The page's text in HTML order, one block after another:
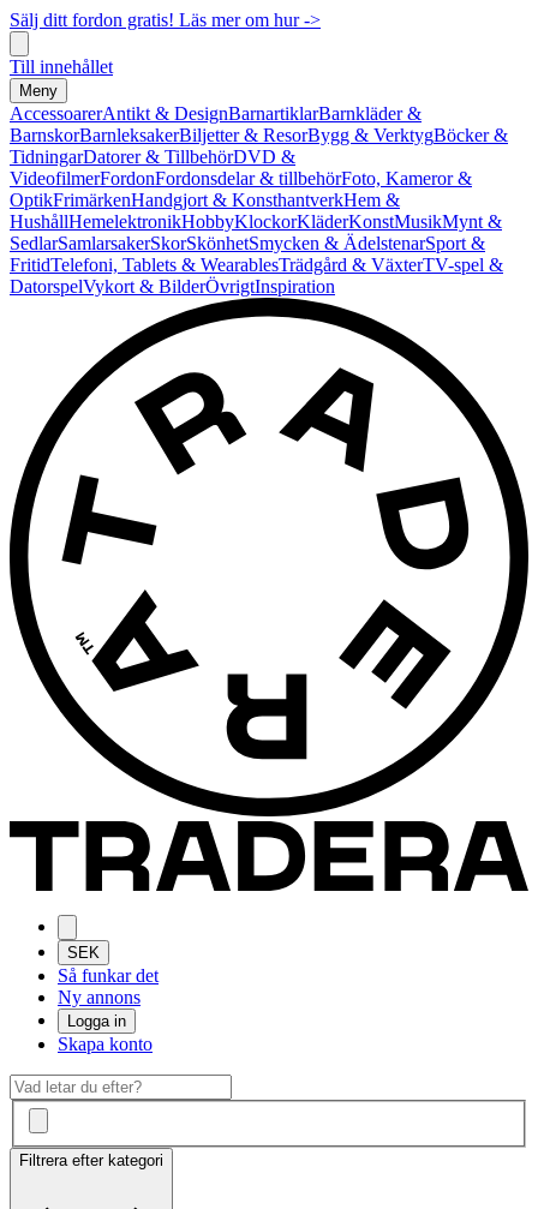
Sälj ditt fordon gratis! Läs mer om hur ->
Till innehållet
Meny
AccessoarerAntikt & DesignBarnartiklarBarnkläder &
BarnskorBarnleksakerBiljetter & ResorBygg & VerktygBöcker &
TidningarDatorer & TillbehörDVD &
VideofilmerFordonFordonsdelar & tillbehörFoto, Kameror &
OptikFrimärkenHandgjort & KonsthantverkHem &
HushållHemelektronikHobbyKlockorKläderKonstMusikMynt &
SedlarSamlarsakerSkorSkönhetSmycken & ÄdelstenarSport &
FritidTelefoni, Tablets & WearablesTrädgård & VäxterTV-spel &
DatorspelVykort & BilderÖvrigtInspiration
SEK
Så funkar det
Ny annons
Logga in
Skapa konto
Filtrera efter kategori